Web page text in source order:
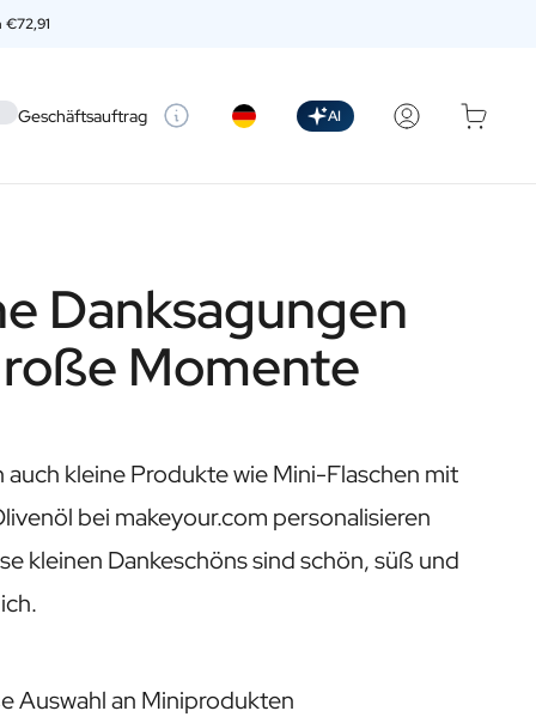
€72,91
setting
Geschäftsauftrag AI
Danksagungen
Momente
auch kleine Produkte wie Mini-Flaschen mit
bei makeyour.com personalisieren
kleinen Dankeschöns sind schön, süß und
Auswahl an Miniprodukten